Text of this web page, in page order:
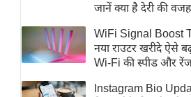
विश्लेषण
समसामयिक
मातृभूमि
स्तंभ
जानें क्या है देरी की वजह
WiFi Signal Boost
नया राउटर खरीदे ऐसे
Wi-Fi की स्पीड और
Instagram Bio